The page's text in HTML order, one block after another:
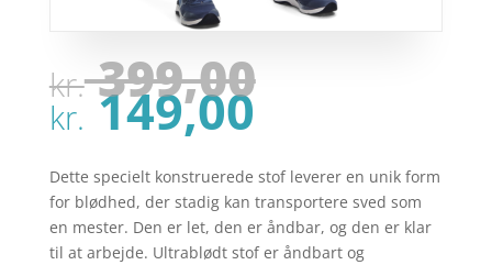
kr.399,00Den
var:
kr.
kr.149,00Den
pris
er:
kr.
Dette specielt konstruerede stof leverer en unik form
for blødhed, der stadig kan transportere sved som
en mester. Den er let, den er åndbar, og den er klar
til at arbejde. Ultrablødt stof er åndbart og